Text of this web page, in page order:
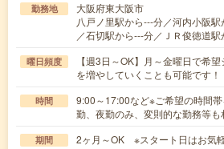
勤務地
大阪府東大阪市
八戸ノ里駅から---分／河内小阪
／石切駅から---分／ＪＲ俊徳道
曜日頻度
【週3日～OK】月～金曜日で希
を増やしていくことも可能です！
時間
9:00～17:00など※ご希望の時間
勤、夜勤のみ、変則的な勤務等
期間 2ヶ月～OK ※スタート日はお気